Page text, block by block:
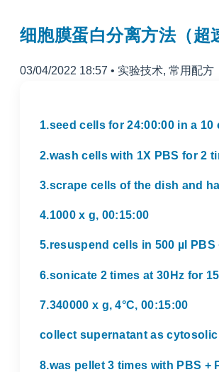
细胞膜蛋白分离方法（超
03/04/2022 18:57 • 实验技术, 常用配方
1.seed cells for 24:00:00 in a
2.wash cells with 1X PBS for 2
3.scrape cells of the dish and
4.1000 x g, 00:15:00
5.resuspend cells in 500 µl PBS
6.sonicate 2 times at 30Hz for
7.340000 x g, 4°C, 00:15:00
collect supernatant as
8.was pellet 3 times with PBS +